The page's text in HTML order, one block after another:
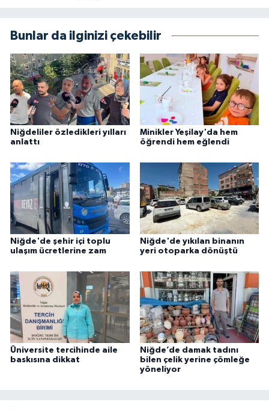
Bunlar da ilginizi çekebilir
Niğdeliler özledikleri yılları
anlattı
Minikler Yeşilay'da hem
öğrendi hem eğlendi
Niğde'de şehir içi toplu
ulaşım ücretlerine zam
Niğde'de yıkılan binanın
yeri otoparka dönüştü
Üniversite tercihinde aile
baskısına dikkat
Niğde’de damak tadını
bilen çelik yerine çömleğe
yöneliyor